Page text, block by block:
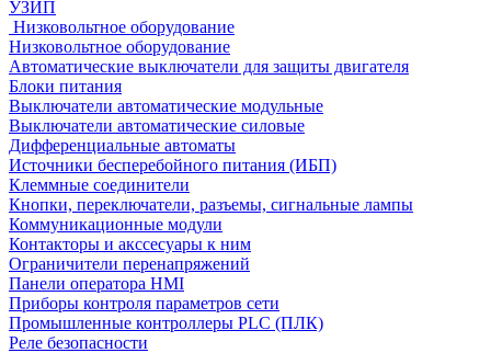
УЗИП
Низковольтное оборудование
Низковольтное оборудование
Автоматические выключатели для защиты двигателя
Блоки питания
Выключатели автоматические модульные
Выключатели автоматические силовые
Дифференциальные автоматы
Источники бесперебойного питания (ИБП)
Клеммные соединители
Кнопки, переключатели, разъемы, сигнальные лампы
Коммуникационные модули
Контакторы и акссесуары к ним
Ограничители перенапряжений
Панели оператора HMI
Приборы контроля параметров сети
Промышленные контроллеры PLC (ПЛК)
Реле безопасности